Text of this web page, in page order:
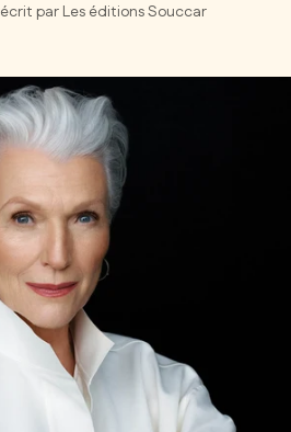
écrit par Les éditions Souccar